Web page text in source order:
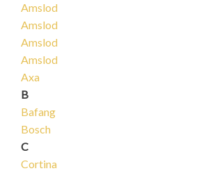
Amslod
Amslod
Amslod
Amslod
Axa
B
Bafang
Bosch
C
Cortina